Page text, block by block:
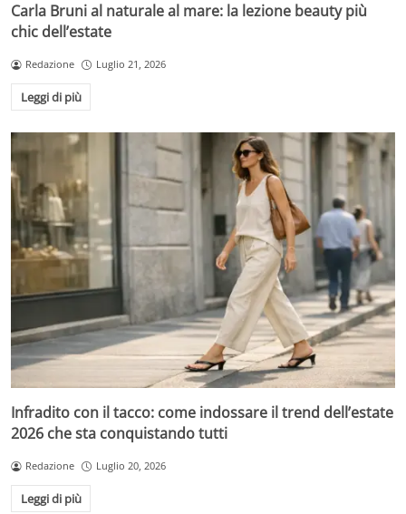
Carla Bruni al naturale al mare: la lezione beauty più
chic dell’estate
Redazione Luglio 21, 2026
Leggi di più
Infradito con il tacco: come indossare il trend dell’estate
2026 che sta conquistando tutti
Redazione Luglio 20, 2026
Leggi di più